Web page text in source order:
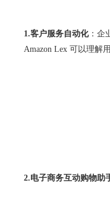
1.客户服务自动化：企
Amazon Lex 可以理解
2.电子商务互动购物助